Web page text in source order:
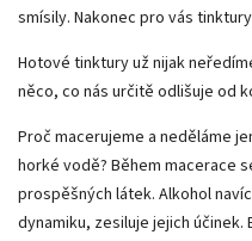
smísily. Nakonec pro vás
Hotové tinktury už nijak
něco, co nás určitě odlišuje od
Proč macerujeme a neděláme
horké vodě? Během macerace
prospěšných látek. Alkohol
dynamiku, zesiluje jejich